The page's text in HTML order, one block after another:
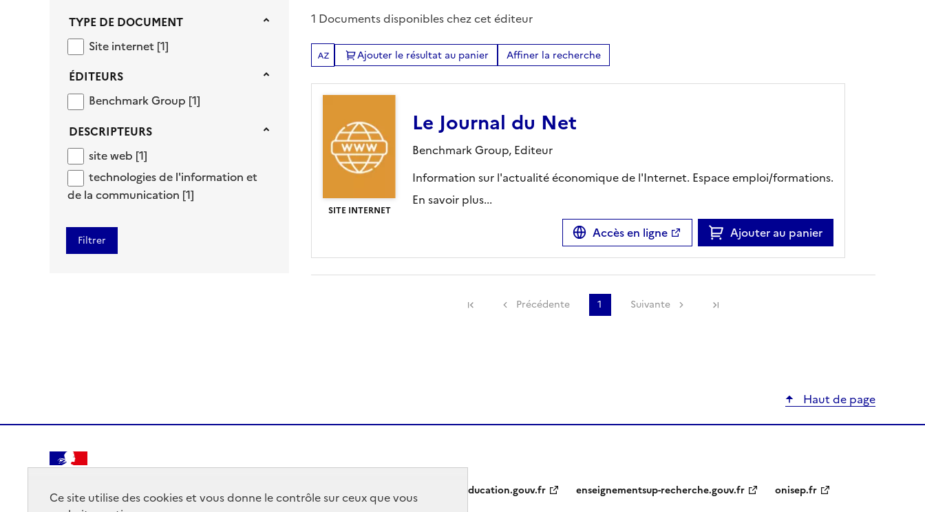
Ce site utilise des cookies et vous donne le contrôle sur ceux que vous
Type de document
TYPE DE DOCUMENT
Site internet
Site internet [1]
Éditeurs
ÉDITEURS
Benchmark Group
Benchmark Group [1]
Descripteurs
DESCRIPTEURS
site web
site web [1]
technologies de l'information et de la communication
technologies de l'information et
de la communication [1]
1 Documents disponibles chez cet éditeur
Tris disponibles (Ouverture d'une modale)
Ajouter le résultat au panier Affiner la recherche
SITE INTERNET
Le Journal du Net
Benchmark Group, Editeur
Information sur l'actualité économique de l'Internet. Espace emploi/formations.
En savoir plus...
Accès en ligne
Ajouter au panier
Précédente 1 Suivante
Haut de page
FRANÇAISE education.gouv.fr enseignementsup-recherche.gouv.fr onisep.fr